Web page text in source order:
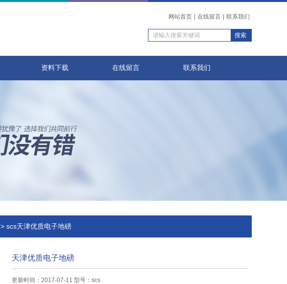
网站首页 在线留言 联系我们
资料下载 在线留言 联系我们
> scs天津优质电子地磅
天津优质电子地磅
更新时间：2017-07-11 型号：scs